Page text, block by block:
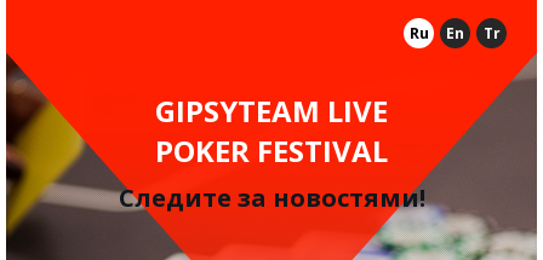
En
Ru Tr
GIPSYTEAM LIVE
POKER FESTIVAL
Следите за новостями!